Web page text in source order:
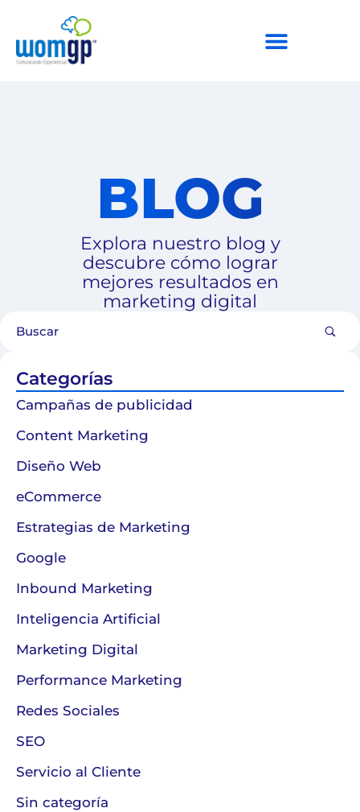
BLOG
Explora nuestro blog y
descubre cómo lograr
mejores resultados en
marketing digital
Categorías
Campañas de publicidad
Content Marketing
Diseño Web
eCommerce
Estrategias de Marketing
Google
Inbound Marketing
Inteligencia Artificial
Marketing Digital
Performance Marketing
Redes Sociales
SEO
Servicio al Cliente
Sin categoría